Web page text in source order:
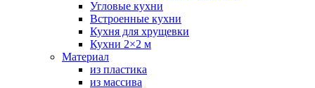
Угловые кухни
Встроенные кухни
Кухня для хрущевки
Кухни 2×2 м
Материал
из пластика
из массива